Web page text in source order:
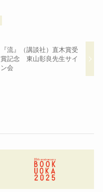
『流』（講談社）直木賞受
賞記念 東山彰良先生サイ
ン会